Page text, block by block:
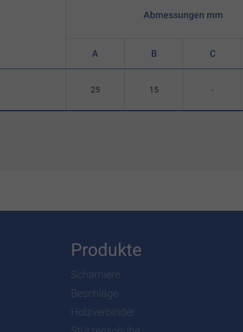
Abmessungen mm
A B C
25 15 -
Produkte
Scharniere
Beschläge
Holzverbinder